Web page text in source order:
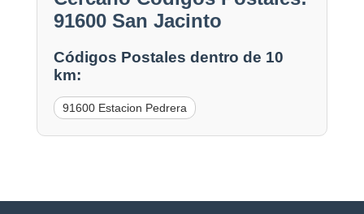
91600 San Jacinto
Códigos Postales dentro de 10
km:
91600 Estacion Pedrera